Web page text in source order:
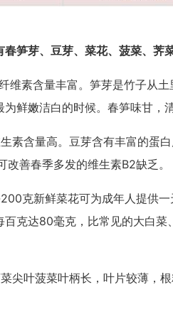
笋芽、豆芽、菜花、菠菜、荠菜
维素含量丰富。笋芽是竹子从
为鲜嫩洁白的时候。春笋味甘，
素含量高。豆芽含有丰富的蛋
改善春季多发的维生素B2缺乏。
克新鲜菜花可为成年人提供
百克达80毫克，比常见的大白
尖叶菠菜叶柄长，叶片较薄，